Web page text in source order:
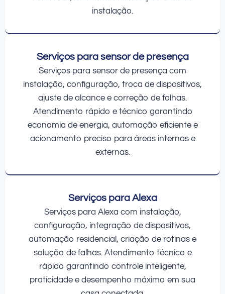
instalação.
Serviços para sensor de presença
Serviços para sensor de presença com
instalação, configuração, troca de dispositivos,
ajuste de alcance e correção de falhas.
Atendimento rápido e técnico garantindo
economia de energia, automação eficiente e
acionamento preciso para áreas internas e
externas.
Serviços para Alexa
Serviços para Alexa com instalação,
configuração, integração de dispositivos,
automação residencial, criação de rotinas e
solução de falhas. Atendimento técnico e
rápido garantindo controle inteligente,
praticidade e desempenho máximo em sua